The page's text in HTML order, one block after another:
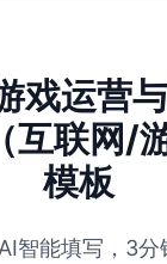
戏运营
联网/
模板
智能填写，3